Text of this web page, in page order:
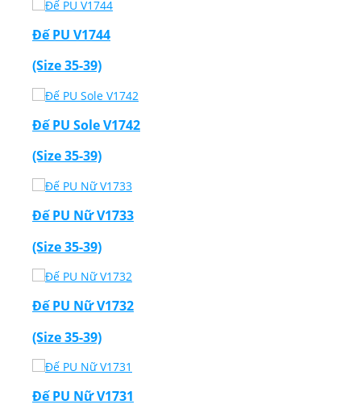
Đế PU V1744
(Size 35-39)
Đế PU Sole V1742
(Size 35-39)
Đế PU Nữ V1733
(Size 35-39)
Đế PU Nữ V1732
(Size 35-39)
Đế PU Nữ V1731